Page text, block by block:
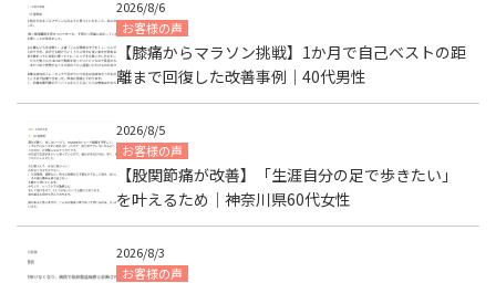
2026/8/6
お客様の声
【膝痛からマラソン挑戦】1か月で自己ベストの距
離まで回復した改善事例｜40代男性
2026/8/5
お客様の声
【股関節痛が改善】「生涯自分の足で歩きたい」
を叶えるため｜神奈川県60代女性
2026/8/3
お客様の声